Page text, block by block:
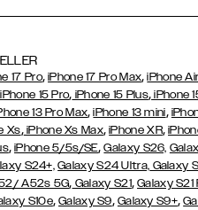
17 Pro,iPhone 17 Pro Max,iPhone
iPhone 15 Pro, iPhone 15 Plus, iPhone
13 Pro Max,iPhone 13 mini,
Xs,iPhone Xs Max,iPhone XR,
,iPhone 5/5s/SE,Galaxy S26,
S24+, Galaxy S24 Ultra, Galaxy
A52s 5G, Galaxy S21,Galaxy S21
S10e,Galaxy S9, Galaxy S9+,